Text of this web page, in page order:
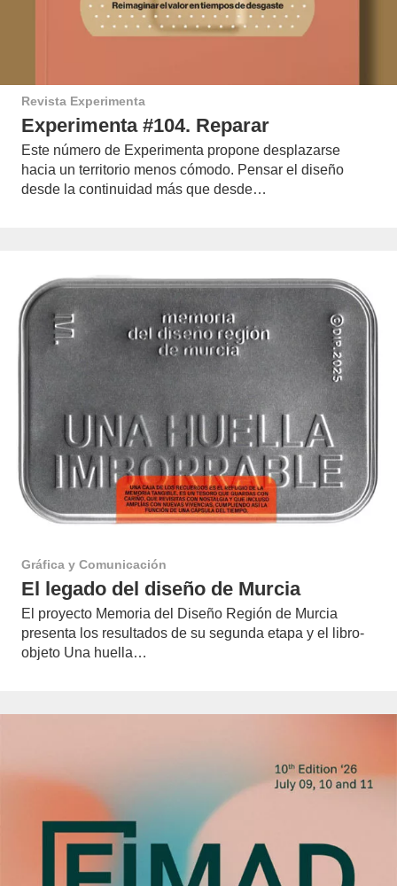
Revista Experimenta
Experimenta #104. Reparar
Este número de Experimenta propone desplazarse
hacia un territorio menos cómodo. Pensar el diseño
desde la continuidad más que desde…
Gráfica y Comunicación
El legado del diseño de Murcia
El proyecto Memoria del Diseño Región de Murcia
presenta los resultados de su segunda etapa y el libro-
objeto Una huella…